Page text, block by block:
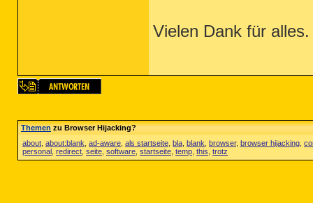
Vielen Dank für
Themenzu Browser Hijacking?
about about:blank ad-aware als startseite bla blank browser, browser hijacking
personal redirect seite software startseite temp this trotz